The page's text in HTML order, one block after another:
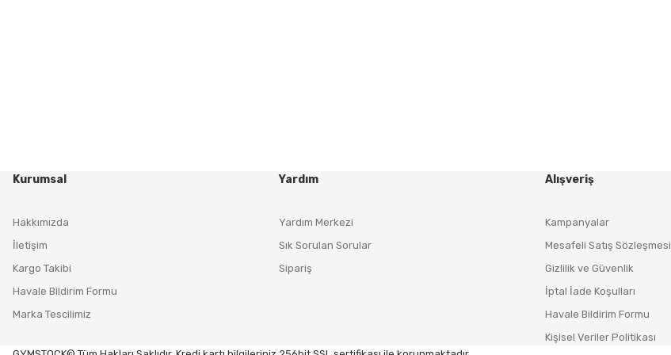
Kurumsal
Hakkımızda
İletişim
Kargo Takibi
Havale Bildirim Formu
Marka Tescilimiz
Yardım
Yardım Merkezi
Sık Sorulan Sorular
Sipariş
Alışveriş
Kampanyalar
Mesafeli Satış Sözleşmesi
Gizlilik ve Güvenlik
İptal İade Koşulları
Havale Bildirim Formu
Kişisel Veriler Politikası